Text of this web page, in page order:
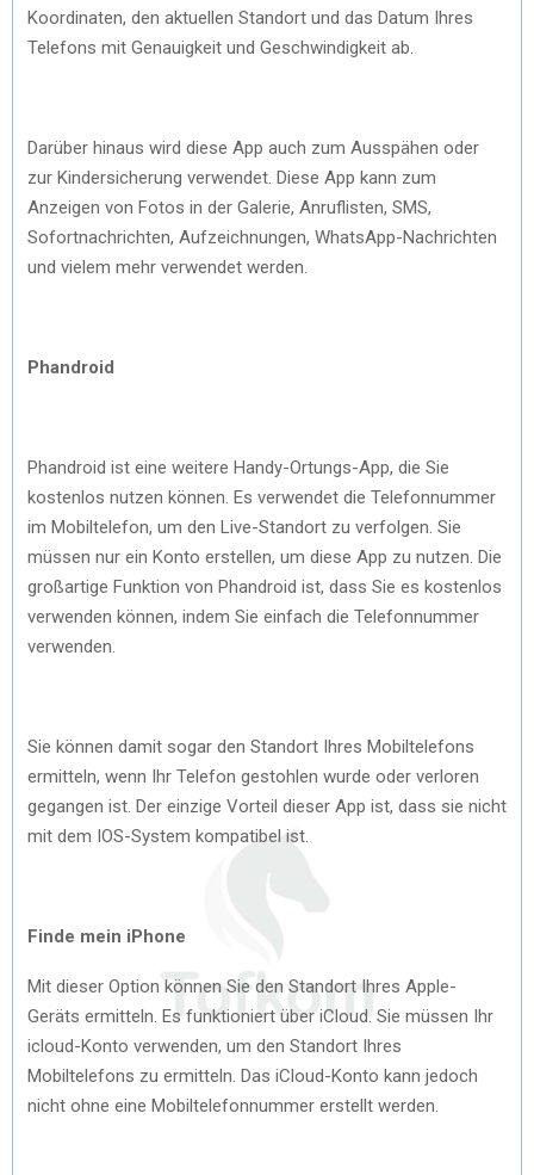
Koordinaten, den aktuellen Standort und das Datum Ihres
Telefons mit Genauigkeit und Geschwindigkeit ab.
Darüber hinaus wird diese App auch zum Ausspähen oder
zur Kindersicherung verwendet. Diese App kann zum
Anzeigen von Fotos in der Galerie, Anruflisten, SMS,
Sofortnachrichten, Aufzeichnungen, WhatsApp-Nachrichten
und vielem mehr verwendet werden.
Phandroid
Phandroid ist eine weitere Handy-Ortungs-App, die Sie
kostenlos nutzen können. Es verwendet die Telefonnummer
im Mobiltelefon, um den Live-Standort zu verfolgen. Sie
müssen nur ein Konto erstellen, um diese App zu nutzen. Die
großartige Funktion von Phandroid ist, dass Sie es kostenlos
verwenden können, indem Sie einfach die Telefonnummer
verwenden.
Sie können damit sogar den Standort Ihres Mobiltelefons
ermitteln, wenn Ihr Telefon gestohlen wurde oder verloren
gegangen ist. Der einzige Vorteil dieser App ist, dass sie nicht
mit dem IOS-System kompatibel ist.
Finde mein iPhone
Mit dieser Option können Sie den Standort Ihres Apple-
Geräts ermitteln. Es funktioniert über iCloud. Sie müssen Ihr
icloud-Konto verwenden, um den Standort Ihres
Mobiltelefons zu ermitteln. Das iCloud-Konto kann jedoch
nicht ohne eine Mobiltelefonnummer erstellt werden.